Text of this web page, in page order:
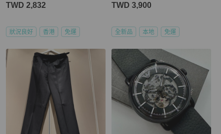
TWD 2,832
狀況良好 香港 免運
TWD 3,900
全新品 本地 免運